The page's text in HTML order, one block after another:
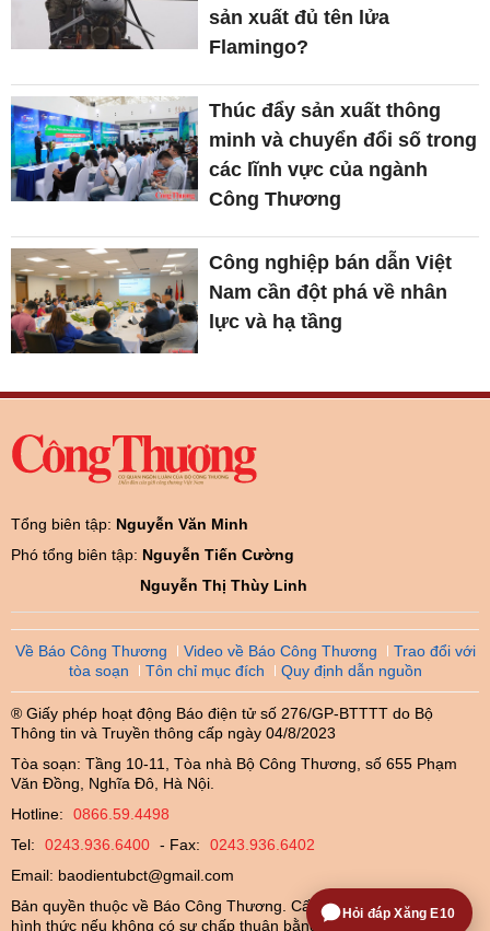
sản xuất đủ tên lửa
Flamingo?
Thúc đẩy sản xuất thông
minh và chuyển đổi số trong
các lĩnh vực của ngành
Công Thương
Công nghiệp bán dẫn Việt
Nam cần đột phá về nhân
lực và hạ tầng
Tổng biên tập: Nguyễn Văn Minh
Phó tổng biên tập: Nguyễn Tiến Cường
Nguyễn Thị Thùy Linh
Về Báo Công Thương Video về Báo Công Thương
Trao đổi với
tòa soạn
Tôn chỉ mục đích Quy định dẫn nguồn
® Giấy phép hoạt động Báo điện tử số 276/GP-BTTTT do Bộ
Thông tin và Truyền thông cấp ngày 04/8/2023
Tòa soạn: Tầng 10-11, Tòa nhà Bộ Công Thương, số 655 Phạm
Văn Đồng, Nghĩa Đô, Hà Nội.
Hotline:
0866.59.4498
Tel:
0243.936.6400 - Fax:
0243.936.6402
Email: baodientubct@gmail.com
Bản quyền thuộc về Báo Công Thương. Cấm sao chép dưới mọi
hình thức nếu không có sự chấp thuận bằng văn bản.
Hỏi đáp Xăng E10